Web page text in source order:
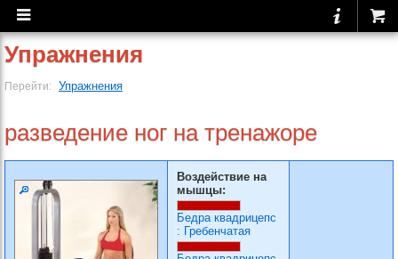
Упражнения
Перейти: Упражнения
разведение ног на тренажоре
Воздействие на
мышцы:
Бедра квадрицепс
: Гребенчатая